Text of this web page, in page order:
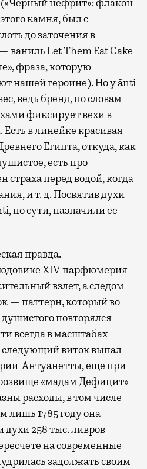
(«Черный нефрит»: флакон
камня, был с
до заточения в
ваниль Let Them Eat Cake
фраза, которую
нашей героине). Но у ānti
ведь бренд, по словам
фиксирует вехи в
в линейке красивая
Египта, откуда, как
есть про
перед водой, когда
и т. д. Посвятив духи
по сути, назначили ее
правда.
XIV парфюмерия
взлет, а следом
— паттерн, который во
повторялся
всегда в масштабах
следующий виток выпал
Антуанетты, еще при
«мадам Дефицит»
расходы, в том числе
1785 году она
258 тыс. ливров
на современные
задолжать своим